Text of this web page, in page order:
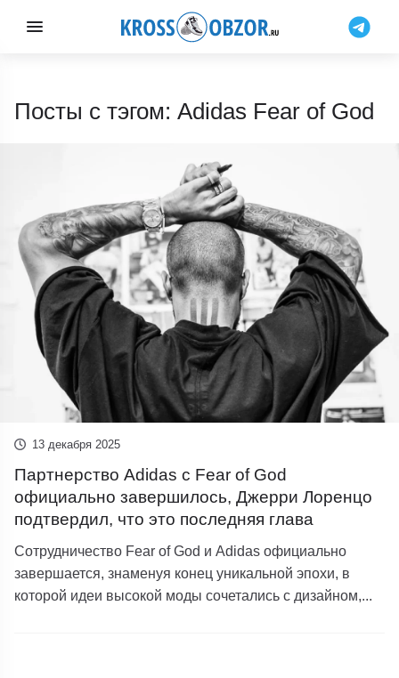
Посты с тэгом: Adidas Fear of God
13 декабря 2025
Партнерство Adidas с Fear of God
официально завершилось, Джерри Лоренцо
подтвердил, что это последняя глава
Сотрудничество Fear of God и Adidas официально
завершается, знаменуя конец уникальной эпохи, в
которой идеи высокой моды сочетались с дизайном,...